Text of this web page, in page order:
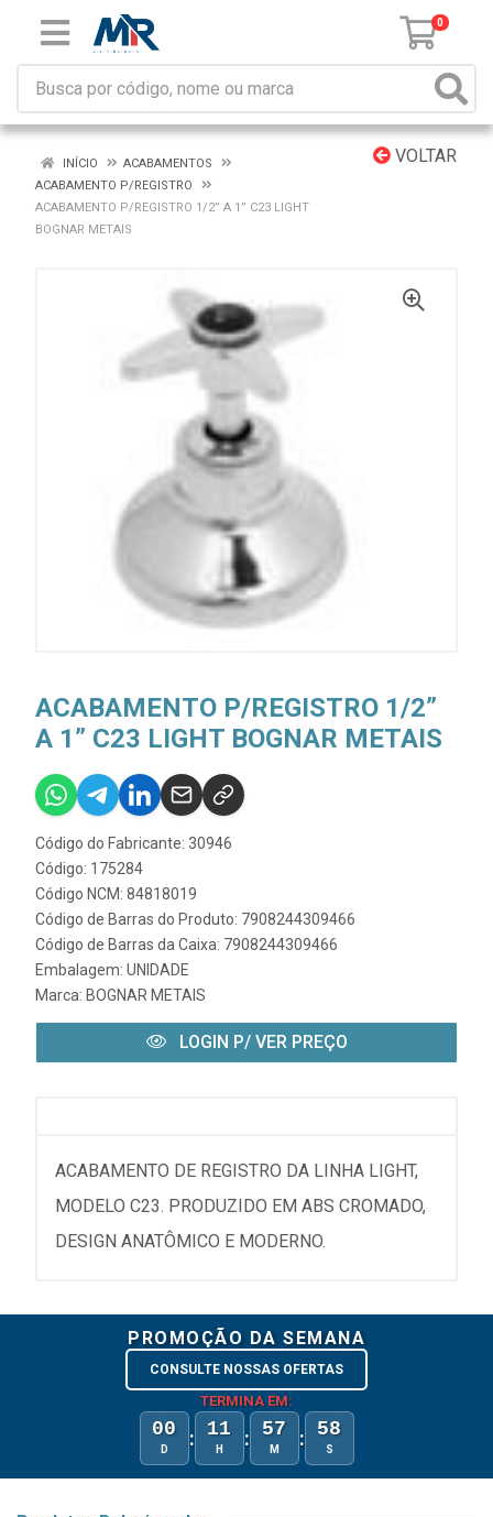
0
VOLTAR
INÍCIO
ACABAMENTOS
ACABAMENTO P/REGISTRO
ACABAMENTO P/REGISTRO 1/2” A 1” C23 LIGHT
BOGNAR METAIS
ACABAMENTO P/REGISTRO 1/2”
A 1” C23 LIGHT BOGNAR METAIS
Código do Fabricante: 30946
Código: 175284
Código NCM: 84818019
Código de Barras do Produto: 7908244309466
Código de Barras da Caixa: 7908244309466
Embalagem: UNIDADE
Marca: BOGNAR METAIS
LOGIN P/ VER PREÇO
ACABAMENTO DE REGISTRO DA LINHA LIGHT,
MODELO C23. PRODUZIDO EM ABS CROMADO,
DESIGN ANATÔMICO E MODERNO.
PROMOÇÃO DA SEMANA
CONSULTE NOSSAS OFERTAS
TERMINA EM:
00
D : 11
H : 57
M : 58
S